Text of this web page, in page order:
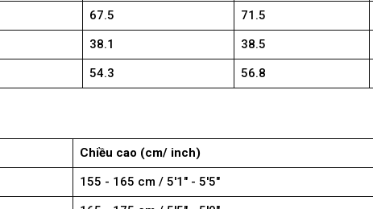
67.5 71.5
38.1 38.5
54.3 56.8
Chiều cao (cm/ inch)
155 - 165 cm / 5'1" - 5'5"